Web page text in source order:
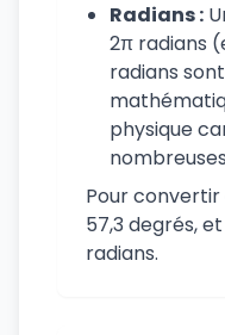
Radians :
2π radians
radians
physique
Pour convertir
57,3 degrés,
radians.